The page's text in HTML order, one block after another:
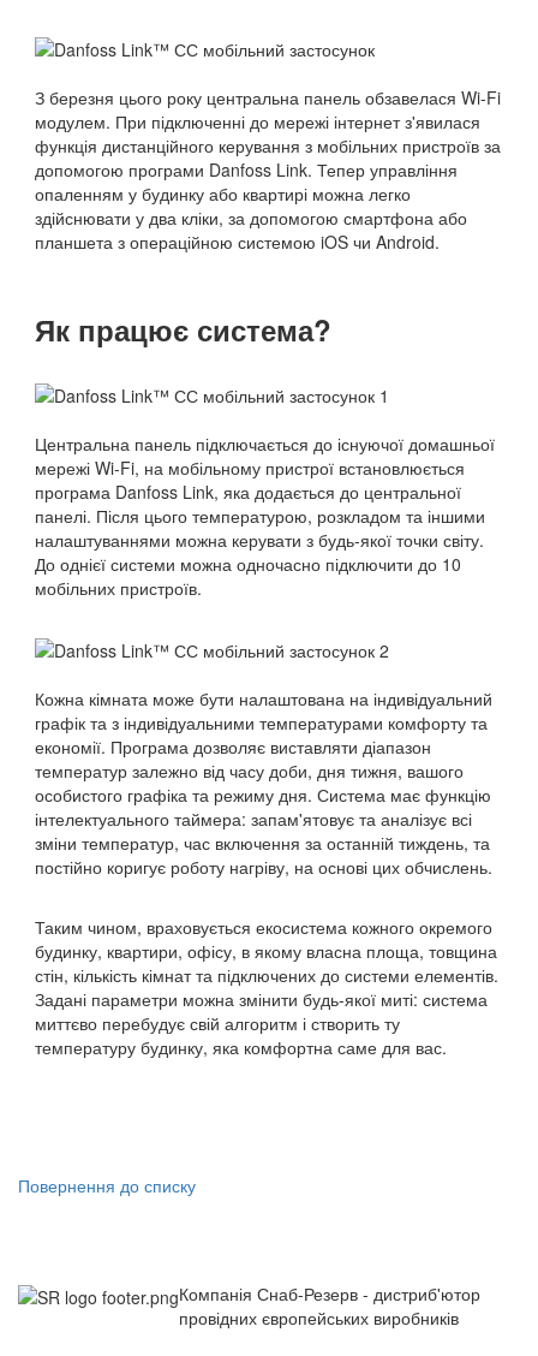
З березня цього року центральна панель обзавелася Wi-Fi
модулем. При підключенні до мережі інтернет з'явилася
функція дистанційного керування з мобільних пристроїв за
допомогою програми Danfoss Link. Тепер управління
опаленням у будинку або квартирі можна легко
здійснювати у два кліки, за допомогою смартфона або
планшета з операційною системою iOS чи Android.
Як працює система?
Центральна панель підключається до існуючої домашньої
мережі Wi-Fi, на мобільному пристрої встановлюється
програма Danfoss Link, яка додається до центральної
панелі. Після цього температурою, розкладом та іншими
налаштуваннями можна керувати з будь-якої точки світу.
До однієї системи можна одночасно підключити до 10
мобільних пристроїв.
Кожна кімната може бути налаштована на індивідуальний
графік та з індивідуальними температурами комфорту та
економії. Програма дозволяє виставляти діапазон
температур залежно від часу доби, дня тижня, вашого
особистого графіка та режиму дня. Система має функцію
інтелектуального таймера: запам'ятовує та аналізує всі
зміни температур, час включення за останній тиждень, та
постійно коригує роботу нагріву, на основі цих обчислень.
Таким чином, враховується екосистема кожного окремого
будинку, квартири, офісу, в якому власна площа, товщина
стін, кількість кімнат та підключених до системи елементів.
Задані параметри можна змінити будь-якої миті: система
миттєво перебудує свій алгоритм і створить ту
температуру будинку, яка комфортна саме для вас.
Повернення до списку
Компанія Снаб-Резерв - дистриб'ютор
провідних європейських виробників